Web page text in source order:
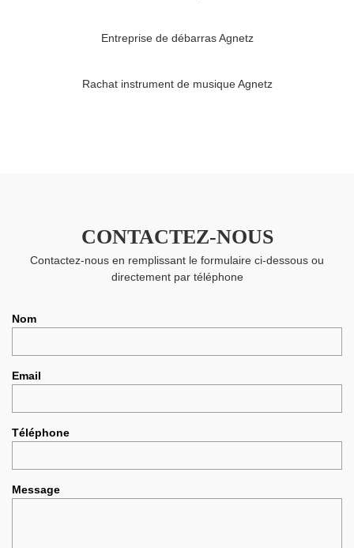
Entreprise de débarras Agnetz
Rachat instrument de musique Agnetz
CONTACTEZ-NOUS
Contactez-nous en remplissant le formulaire ci-dessous ou
directement par téléphone
Nom
Email
Téléphone
Message